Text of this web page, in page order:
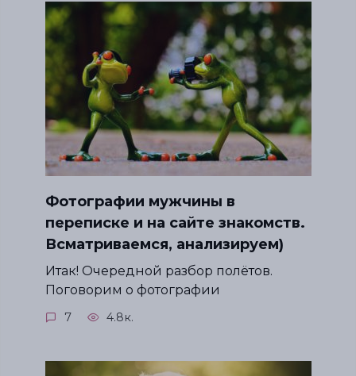
Фотографии мужчины в
переписке и на сайте знакомств.
Всматриваемся, анализируем)
Итак! Очередной разбор полётов.
Поговорим о фотографии
7 4.8к.